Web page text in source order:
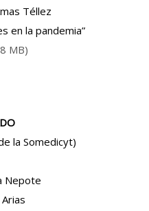
Téllez
en la pandemia”
MB)
la Somedicyt)
Nepote